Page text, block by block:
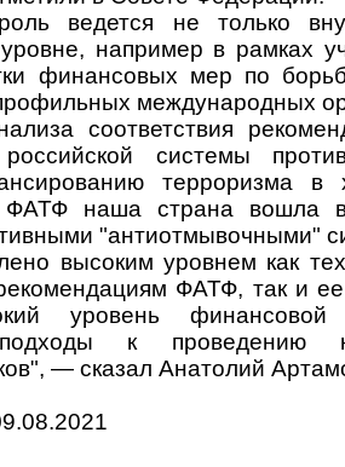
ведется не только
например в рамках
финансовых мер по
международных
соответствия
системы
терроризма в
ФАТФ наша страна вошла в
"антиотмывочными"
высоким уровнем как
ФАТФ, так и
уровень
к проведению
— сказал Анатолий